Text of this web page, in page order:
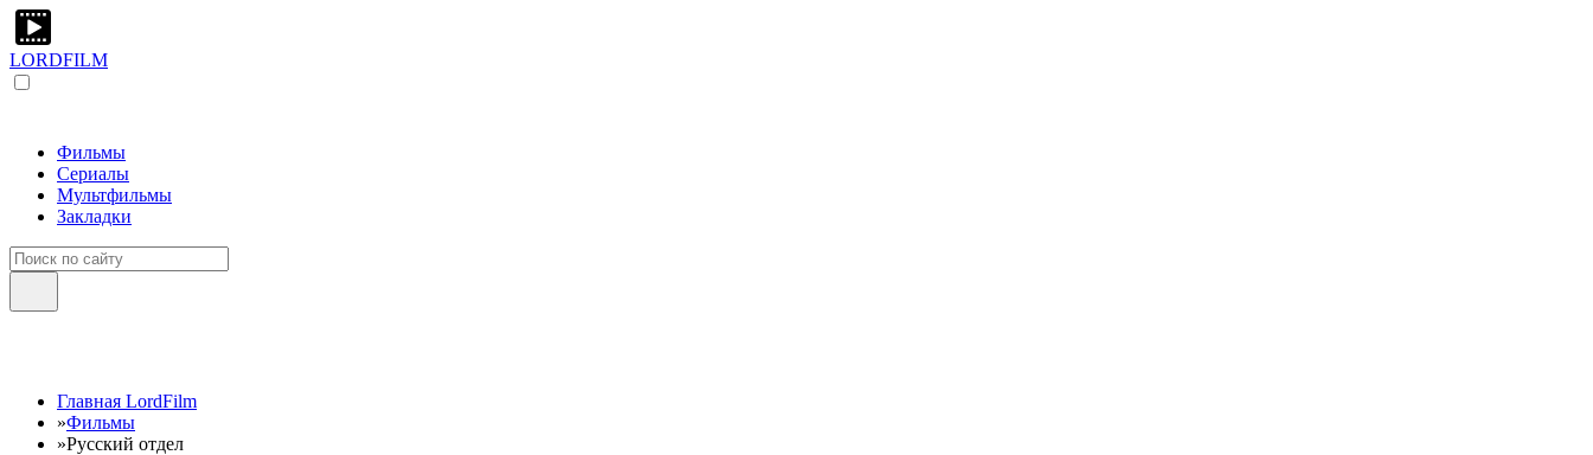
LORDFILM
Фильмы
Сериалы
Мультфильмы
Закладки
Главная LordFilm
»Фильмы
»Русский отдел